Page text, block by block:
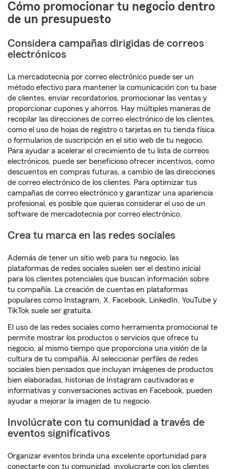
Cómo promocionar tu negocio dentro
de un presupuesto
Considera campañas dirigidas de correos
electrónicos
La mercadotecnia por correo electrónico puede ser un
método efectivo para mantener la comunicación con tu base
de clientes, enviar recordatorios, promocionar las ventas y
proporcionar cupones y ahorros. Hay múltiples maneras de
recopilar las direcciones de correo electrónico de los clientes,
como el uso de hojas de registro o tarjetas en tu tienda física
o formularios de suscripción en el sitio web de tu negocio.
Para ayudar a acelerar el crecimiento de tu lista de correos
electrónicos, puede ser beneficioso ofrecer incentivos, como
descuentos en compras futuras, a cambio de las direcciones
de correo electrónico de los clientes. Para optimizar tus
campañas de correo electrónico y garantizar una apariencia
profesional, es posible que quieras considerar el uso de un
software de mercadotecnia por correo electrónico.
Crea tu marca en las redes sociales
Además de tener un sitio web para tu negocio, las
plataformas de redes sociales suelen ser el destino inicial
para los clientes potenciales que buscan información sobre
tu compañía. La creación de cuentas en plataformas
populares como Instagram, X, Facebook, LinkedIn, YouTube y
TikTok suele ser gratuita.
El uso de las redes sociales como herramienta promocional te
permite mostrar los productos o servicios que ofrece tu
negocio, al mismo tiempo que proporciona una visión de la
cultura de tu compañía. Al seleccionar perfiles de redes
sociales bien pensados que incluyan imágenes de productos
bien elaboradas, historias de Instagram cautivadoras e
informativas y conversaciones activas en Facebook, pueden
ayudar a mejorar la imagen de tu negocio.
Involúcrate con tu comunidad a través de
eventos significativos
Organizar eventos brinda una excelente oportunidad para
conectarte con tu comunidad, involucrarte con los clientes